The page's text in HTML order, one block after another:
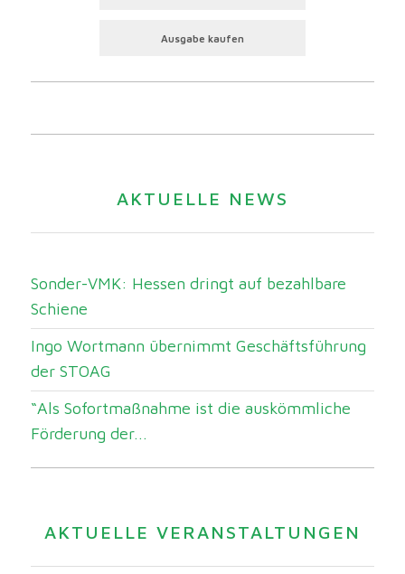
Ausgabe kaufen
AKTUELLE NEWS
Sonder-VMK: Hessen dringt auf bezahlbare
Schiene
Ingo Wortmann übernimmt Geschäftsführung
der STOAG
“Als Sofortmaßnahme ist die auskömmliche
Förderung der...
AKTUELLE VERANSTALTUNGEN